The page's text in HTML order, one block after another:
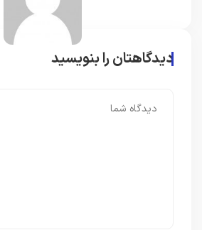
دیدگاهتان را بنویسید